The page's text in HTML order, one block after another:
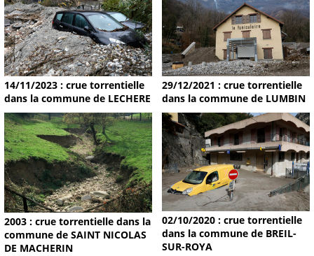
14/11/2023 : crue torrentielle
dans la commune de LECHERE
29/12/2021 : crue torrentielle
dans la commune de LUMBIN
2003 : crue torrentielle dans la
commune de SAINT NICOLAS
DE MACHERIN
02/10/2020 : crue torrentielle
dans la commune de BREIL-
SUR-ROYA